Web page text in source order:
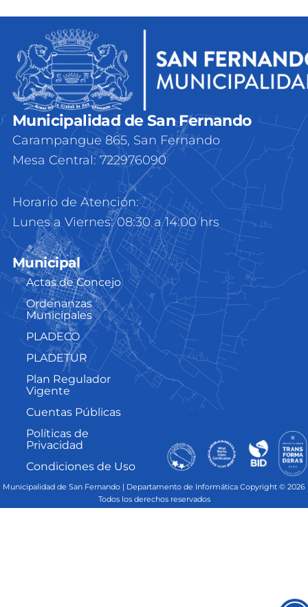
Municipalidad de San Fernando
Carampangue 865, San Fernando
Mesa Central: 722976090
Horario de Atención:
Lunes a Viernes: 08:30 a 14:00 hrs
Municipal
Actas de Concejo
Ordenanzas
Municipales
PLADECO
PLADETUR
Plan Regulador
Vigente
Cuentas Públicas
Políticas de
Privacidad
Condiciones de Uso
Municipalidad de San Fernando | Departamento de Informática Copyright © 2026
Todos los derechos reservados